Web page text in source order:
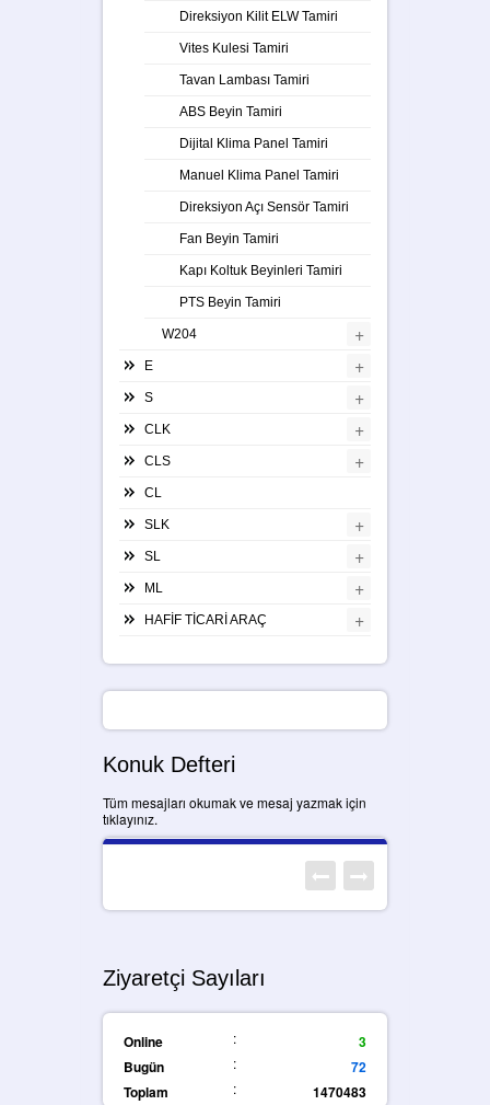
Direksiyon Kilit ELW Tamiri
Vites Kulesi Tamiri
Tavan Lambası Tamiri
ABS Beyin Tamiri
Dijital Klima Panel Tamiri
Manuel Klima Panel Tamiri
Direksiyon Açı Sensör Tamiri
Fan Beyin Tamiri
Kapı Koltuk Beyinleri Tamiri
PTS Beyin Tamiri
W204 +
E +
S +
CLK +
CLS +
CL
SLK +
SL +
ML +
HAFİF TİCARİ ARAÇ +
Konuk Defteri
Tüm mesajları okumak ve mesaj yazmak için
tıklayınız.
Ziyaretçi Sayıları
Online :
3
Bugün
:
72
Toplam
: 1470483